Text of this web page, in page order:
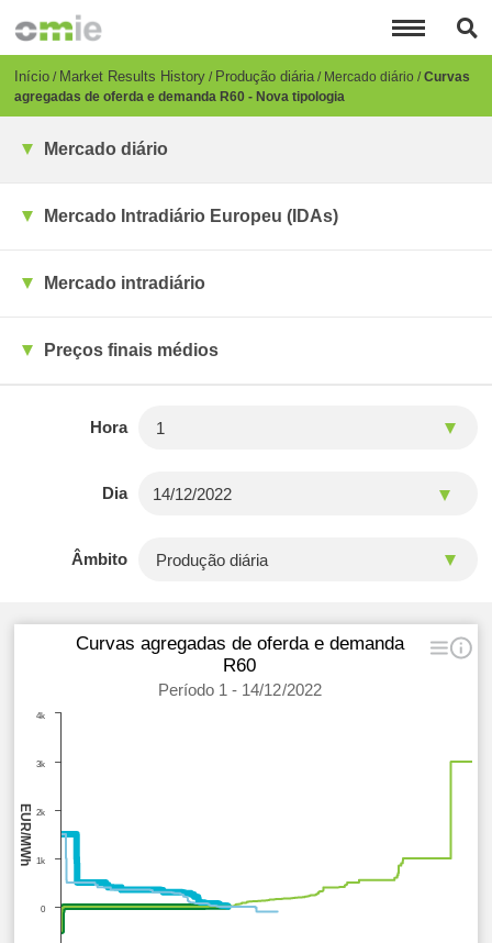
para
conteúdo
Breadcrumb
Início Market Results History Produção diária Mercado diário Curvas
agregadas de oferda e demanda R60 - Nova tipologia
Mercado diário
Mercado Intradiário Europeu (IDAs)
Mercado intradiário
Preços finais médios
Hora
Dia
Âmbito
EUR/MWh
Curvas agregadas de oferda e demanda
R60
Período 1 - 14/12/2022
0
1k
2k
3k
4k